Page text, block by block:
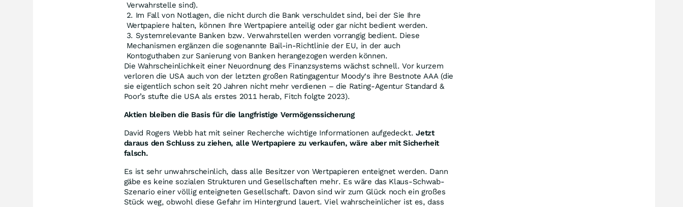
Verwahrstelle sind).
Im Fall von Notlagen, die nicht durch die Bank verschuldet sind, bei der Sie Ihre
Wertpapiere halten, können Ihre Wertpapiere anteilig oder gar nicht bedient werden.
Systemrelevante Banken bzw. Verwahrstellen werden vorrangig bedient. Diese
Mechanismen ergänzen die sogenannte Bail-in-Richtlinie der EU, in der auch
Kontoguthaben zur Sanierung von Banken herangezogen werden können.
Die Wahrscheinlichkeit einer Neuordnung des Finanzsystems wächst schnell. Vor kurzem
verloren die USA auch von der letzten großen Ratingagentur Moody‘s ihre Bestnote AAA (die
sie eigentlich schon seit 20 Jahren nicht mehr verdienen – die Rating-Agentur Standard &
Poor’s stufte die USA als erstes 2011 herab, Fitch folgte 2023).
Aktien bleiben die Basis für die langfristige Vermögenssicherung
David Rogers Webb hat mit seiner Recherche wichtige Informationen aufgedeckt.Jetzt
daraus den Schluss zu ziehen, alle Wertpapiere zu verkaufen, wäre aber mit Sicherheit
falsch.
Es ist sehr unwahrscheinlich, dass alle Besitzer von Wertpapieren enteignet werden. Dann
gäbe es keine sozialen Strukturen und Gesellschaften mehr. Es wäre das Klaus-Schwab-
Szenario einer völlig enteigneten Gesellschaft. Davon sind wir zum Glück noch ein großes
Stück weg, obwohl diese Gefahr im Hintergrund lauert. Viel wahrscheinlicher ist es, dass